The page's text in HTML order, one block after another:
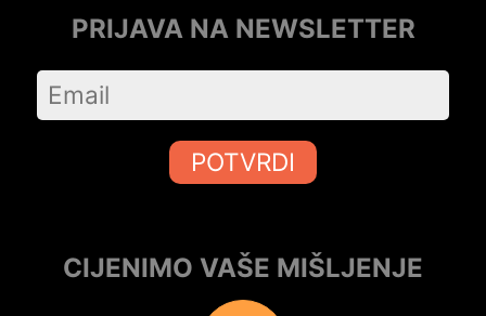
PRIJAVA NA NEWSLETTER
POTVRDI
CIJENIMO VAŠE MIŠLJENJE